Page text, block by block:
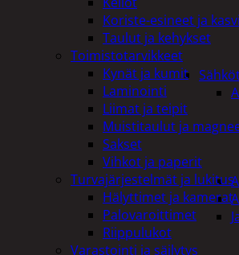
Koriste-esineet ja
Taulut ja kehykset
Toimistotarvikkeet
Kynät ja kumit
Laminointi
Liimat ja teipit
Muistitaulut ja
Sakset
Vihkot ja paperit
Turvajärjestelmät ja lukitus
Hälyttimet ja kamerat
Palovaroittimet
Riippulukot
Varastointi ja säilytys